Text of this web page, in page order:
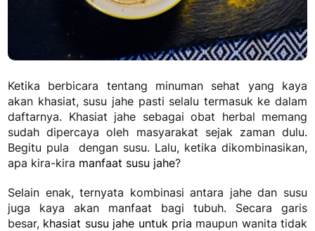
Ketika berbicara tentang minuman sehat yang kaya
akan khasiat, susu jahe pasti selalu termasuk ke dalam
daftarnya. Khasiat jahe sebagai obat herbal memang
sudah dipercaya oleh masyarakat sejak zaman dulu.
Begitu pula dengan susu. Lalu, ketika dikombinasikan,
apa kira-kira manfaat susu jahe?
Selain enak, ternyata kombinasi antara jahe dan susu
juga kaya akan manfaat bagi tubuh. Secara garis
besar, khasiat susu jahe untuk pria maupun wanita tidak